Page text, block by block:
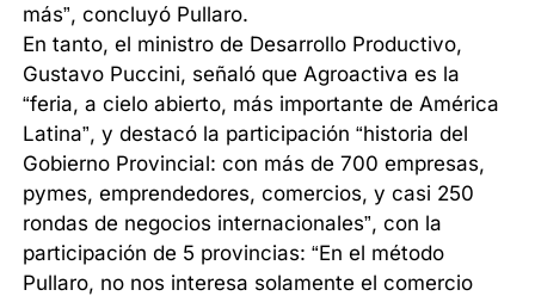
más”, concluyó Pullaro.
En tanto, el ministro de Desarrollo Productivo,
Gustavo Puccini, señaló que Agroactiva es la
“feria, a cielo abierto, más importante de América
Latina”, y destacó la participación “historia del
Gobierno Provincial: con más de 700 empresas,
pymes, emprendedores, comercios, y casi 250
rondas de negocios internacionales”, con la
participación de 5 provincias: “En el método
Pullaro, no nos interesa solamente el comercio